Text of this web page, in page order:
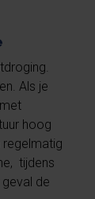
Als je
hoog
tijdens
de